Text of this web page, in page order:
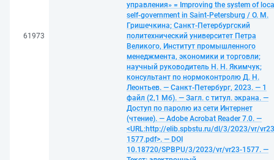
61973
управления» = Improving the system of
self-government in Saint-Petersburg / О. М.
Гришечкина; Санкт-Петербургский
политехнический университет Петра
Великого, Институт промышленного
менеджмента, экономики и торговли;
научный руководитель Н. Н. Якимчук;
консультант по нормоконтролю Д. Н.
Леонтьев. — Санкт-Петербург, 2023. — 1
файл (2,1 Мб). — Загл. с титул. экрана. —
Доступ по паролю из сети Интернет
(чтение). — Adobe Acrobat Reader 7.0. —
<URL:http://elib.spbstu.ru/dl/3/2023/vr/
1577.pdf>. — DOI
10.18720/SPBPU/3/2023/vr/vr23-1577. —